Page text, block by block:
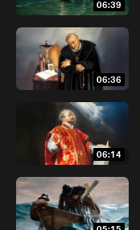
06:39
06:36
06:14